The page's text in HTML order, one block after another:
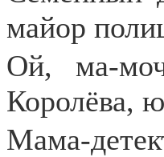
майор
Ой, ма-
Королёва,
Мама-